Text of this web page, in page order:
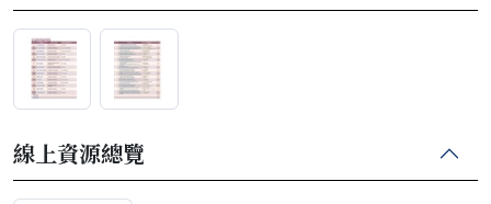
線上資源總覽